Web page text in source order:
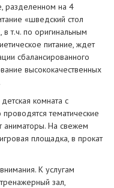
разделенном на 4
«шведский стол
т.ч. по оригинальным
питание, ждет
сбалансированного
высококачественных
комната с
тематические
аниматоры. На свежем
площадка, в прокат
К услугам
зал,